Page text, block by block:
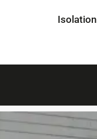
Isolation